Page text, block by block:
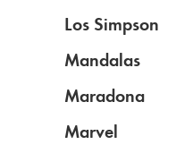
Los Simpson
Mandalas
Maradona
Marvel